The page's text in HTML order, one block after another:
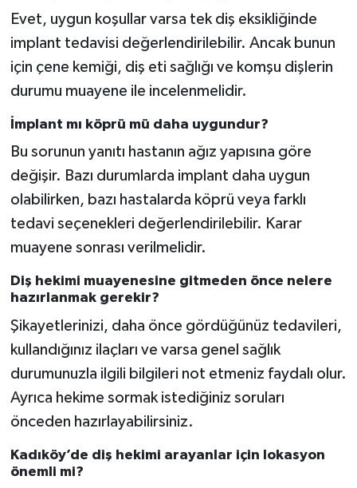
Evet, uygun koşullar varsa tek diş eksikliğinde
implant tedavisi değerlendirilebilir. Ancak bunun
için çene kemiği, diş eti sağlığı ve komşu dişlerin
durumu muayene ile incelenmelidir.
İmplant mı köprü mü daha uygundur?
Bu sorunun yanıtı hastanın ağız yapısına göre
değişir. Bazı durumlarda implant daha uygun
olabilirken, bazı hastalarda köprü veya farklı
tedavi seçenekleri değerlendirilebilir. Karar
muayene sonrası verilmelidir.
Diş hekimi muayenesine gitmeden önce nelere
hazırlanmak gerekir?
Şikayetlerinizi, daha önce gördüğünüz tedavileri,
kullandığınız ilaçları ve varsa genel sağlık
durumunuzla ilgili bilgileri not etmeniz faydalı olur.
Ayrıca hekime sormak istediğiniz soruları
önceden hazırlayabilirsiniz.
Kadıköy’de diş hekimi arayanlar için lokasyon
önemli mi?